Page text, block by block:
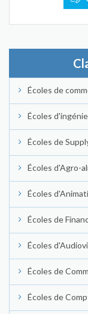
Écoles de
Écoles
Écoles de
Écoles d'Agro-
Écoles
Écoles de
Écoles
Écoles de
Écoles de